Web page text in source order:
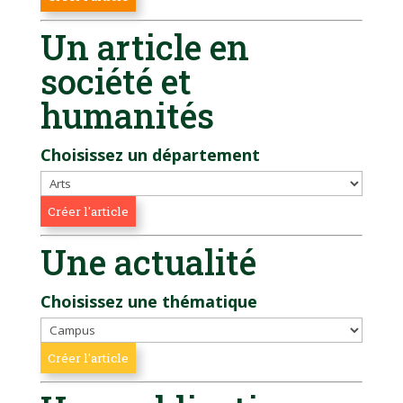
Un article en
société et
humanités
Choisissez un département
Une actualité
Choisissez une thématique